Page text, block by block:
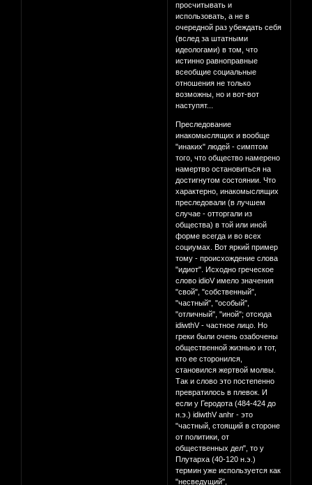
просчитывать и
использовать, а не в
очередной раз убеждать себя
(вслед за штатными
идеологами) в том, что
истинно равноправные
всеобщие социальные
отношения не только
возможны, но и вот-вот
наступят...
Преследование
инакомыслящих и вообще
"инаких" людей - симптом
того, что общество намерено
намертво остановиться на
достигнутом состоянии. Что
характерно, инакомыслящих
преследовали (в лучшем
случае - отторгали из
общества) в той или иной
форме всегда и во всех
социумах. Вот яркий пример
тому - происхождение слова
"идиот". Исходно греческое
слово idioV имело значения
"свой", "собственный",
"частный", "особый",
"отличный", "иной"; отсюда
idiwthV - частное лицо. Но
греки были очень озабочены
общественной жизнью и тот,
кто ее сторонился,
становился жертвой молвы.
Так и слово это постепенно
превратилось в плевок. И
если у Геродота (484-424 до
н.э.) idiwthV anhr - это
"частный, стоящий в стороне
от политики, от
общественных дел", то у
Плутарха (40-120 н.э.)
термин уже используется как
"несведущий",